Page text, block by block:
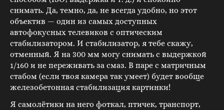
снимать. Да, темно, да, не всегда удобно, но этот
объектив — один из самых доступных
автофокусных телевиков с оптическим
стабилизатором. И стабилизатор, я тебе скажу,
отменный. Я на 300 мм могу снимать с выдержкой
1/160 и не переживать за смаз. В паре с матричным
стабом (если твоя камера так умеет) будет вообще
железобетонная стабилизация картинки!
Я самолётики на него фоткал, птичек, транспорт,